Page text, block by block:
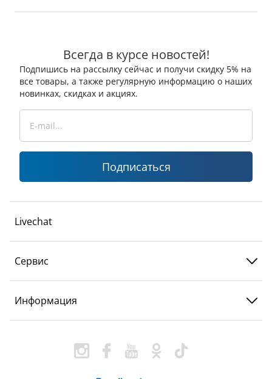
Всегда в курсе новостей!
Подпишись на рассылку сейчас и получи скидку 5% на
все товары, а также регулярную информацию о наших
новинках, скидках и акциях.
Подписаться
Livechat
Сервис
Информация